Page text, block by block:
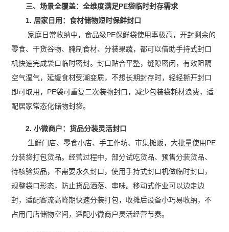
三、场景全覆盖：全维度满足PE袋临时封存需求
1. 居家日用：食材储物短时保鲜封口
家庭日常收纳中，食品级PE保鲜袋使用率极高，开封剩余的
零食、干货谷物、腌制食材、分装果蔬，都可以借助手持式封口
机快速完成袋口临时密封。封口贴合平整，缝隙密闭，有效阻隔
空气湿气，延缓食材受潮变质，不想长期封存时，轻轻撕开封口
即可取用，PE袋可重复二次装物封口，减少包装袋耗材浪费，适
配居家常态化储物封袋。
2. 小微商户：货品分装灵活封口
生鲜门店、零食小店、手工作坊、市集摊贩，大批量使用PE
分装袋打包货品。经营过程中，部分试吃货品、预售分装货品、
待核验货品，不需要永久封口，使用手持式封口机做临时封口，
规整袋口形态，防止货品洒落、串味。移动式作业可以边走边
封，适配客流高峰期快速分装打包，收摊后设备小巧易收纳，不
占用门店储物空间，适配小微商户灵活经营节奏。